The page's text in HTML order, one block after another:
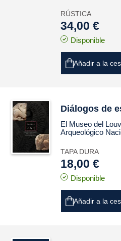
RÚSTICA
34,00 €
Disponible
Añadir a la
Diálogos de
El Museo del
Arqueológico
TAPA DURA
18,00 €
Disponible
Añadir a la